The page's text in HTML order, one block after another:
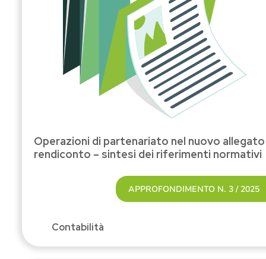
Operazioni di partenariato nel nuovo
rendiconto – sintesi dei riferimenti normativi
APPROFONDIMENTO N. 3 / 2025
Contabilità